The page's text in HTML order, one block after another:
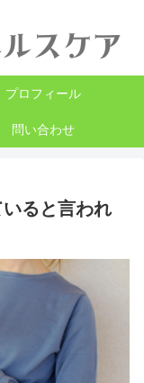
プロフィール
問い合わせ
ると言われ